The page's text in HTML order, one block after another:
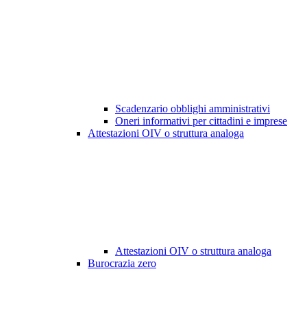
Scadenzario obblighi amministrativi
Oneri informativi per cittadini e imprese
Attestazioni OIV o struttura analoga
Attestazioni OIV o struttura analoga
Burocrazia zero